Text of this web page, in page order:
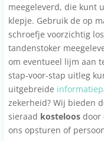
meegeleverd, die kunt
klepje. Gebruik de op
schroefje voorzichtig
tandenstoker
om eventueel lijm aan
stap-voor-stap uitleg
uitgebreide
zekerheid? Wij bieden
sieraad kosteloos door
ons opsturen of